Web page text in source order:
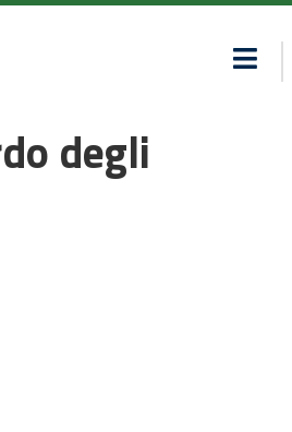
degli